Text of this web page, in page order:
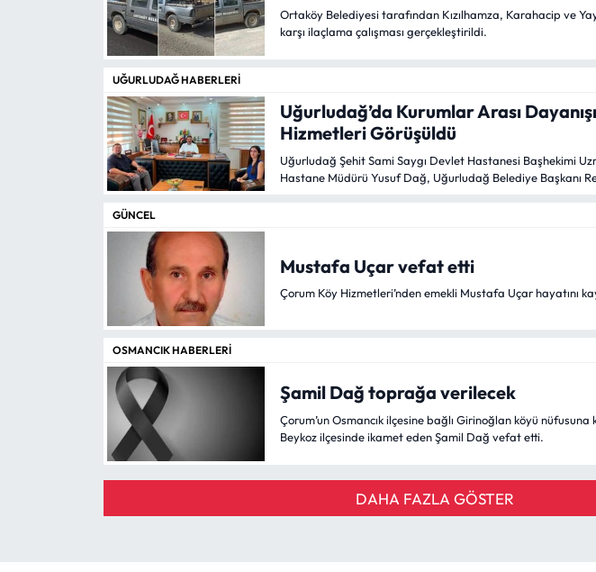
Ortaköy Belediyesi tarafından Kızılhamza, Karahacip ve
karşı ilaçlama çalışması gerçekleştirildi.
UĞURLUDAĞ HABERLERI
Uğurludağ’da Kurumlar Arası
Hizmetleri Görüşüldü
Uğurludağ Şehit Sami Saygı Devlet Hastanesi Başhekimi
Hastane Müdürü Yusuf Dağ, Uğurludağ Belediye Başkanı
GÜNCEL
Mustafa Uçar vefat etti
Çorum Köy Hizmetleri’nden emekli Mustafa Uçar hayatını
OSMANCIK HABERLERI
Şamil Dağ toprağa verilecek
Çorum’un Osmancık ilçesine bağlı Girinoğlan köyü nüfusuna
Beykoz ilçesinde ikamet eden Şamil Dağ vefat etti.
DAHA FAZLA GÖSTER
Yemek Tarifleri
Yerel Haberler